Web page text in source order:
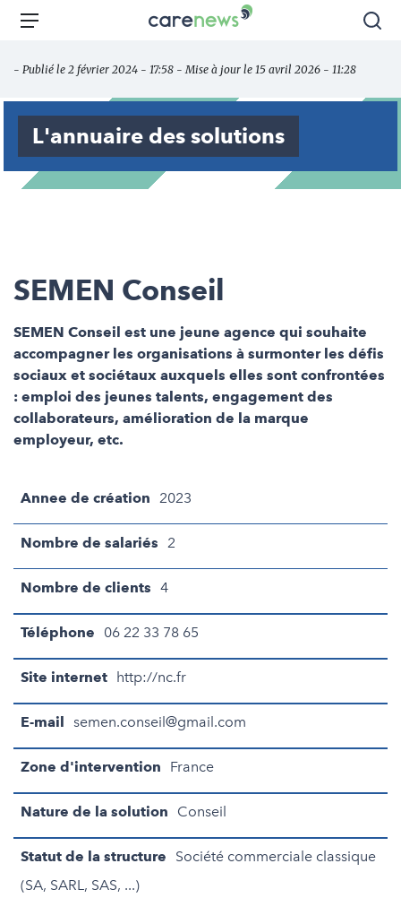
Aller
principal
Carenews,
des
acteurs
l'engagement
Menu
- Publié le 2 février 2024 - 17:58 - Mise à jour le 15 avril 2026 - 11:28
L'annuaire des solutions
SEMEN Conseil
SEMEN Conseil est une jeune agence qui souhaite
accompagner les organisations à surmonter les défis
sociaux et sociétaux auxquels elles sont confrontées
: emploi des jeunes talents, engagement des
collaborateurs, amélioration de la marque
employeur, etc.
Annee de création 2023
Nombre de salariés 2
Nombre de clients 4
Téléphone 06 22 33 78 65
Site internet http://nc.fr
E-mail semen.conseil@gmail.com
Zone d'intervention France
Nature de la solution Conseil
Statut de la structure
Société commerciale classique
(SA, SARL, SAS, ...)